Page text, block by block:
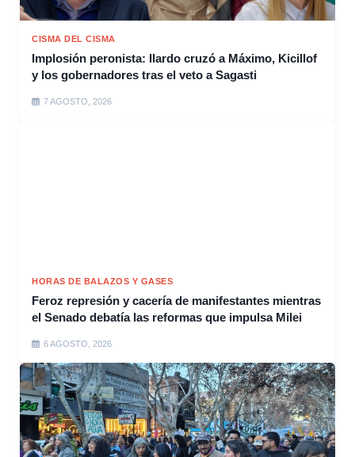
CISMA DEL CISMA
Implosión peronista: Ilardo cruzó a Máximo, Kicillof
y los gobernadores tras el veto a Sagasti
7 AGOSTO, 2026
HORAS DE BALAZOS Y GASES
Feroz represión y cacería de manifestantes mientras
el Senado debatía las reformas que impulsa Milei
6 AGOSTO, 2026